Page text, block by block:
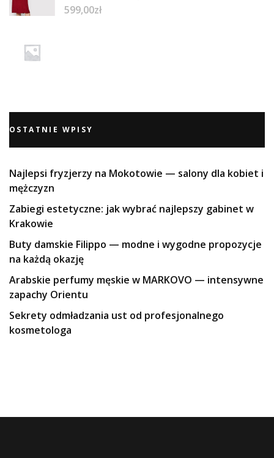
599,00zł
OSTATNIE WPISY
Najlepsi fryzjerzy na Mokotowie — salony dla kobiet i
mężczyzn
Zabiegi estetyczne: jak wybrać najlepszy gabinet w
Krakowie
Buty damskie Filippo — modne i wygodne propozycje
na każdą okazję
Arabskie perfumy męskie w MARKOVO — intensywne
zapachy Orientu
Sekrety odmładzania ust od profesjonalnego
kosmetologa